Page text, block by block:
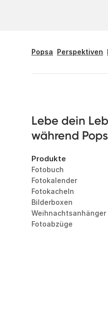
Popsa Perspektiven
Lebe dein
während
Produkte
Fotobuch
Fotokalender
Fotokacheln
Bilderboxen
Weihnachtsanhänger
Fotoabzüge